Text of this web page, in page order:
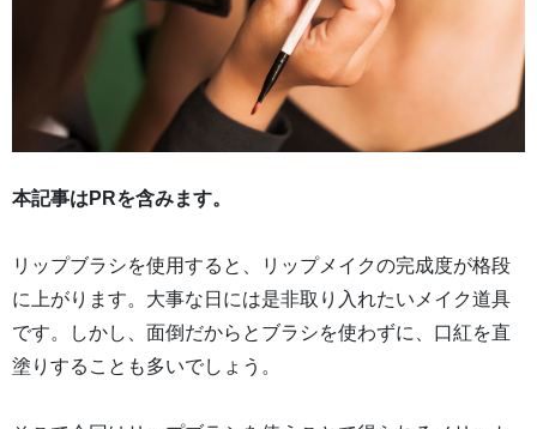
本記事はPRを含みます。
リップブラシを使用すると、リップメイクの完成度が格段
に上がります。大事な日には是非取り入れたいメイク道具
です。しかし、面倒だからとブラシを使わずに、口紅を直
塗りすることも多いでしょう。